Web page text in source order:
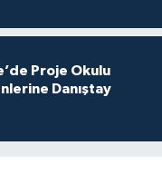
Proje Okulu
Danıştay